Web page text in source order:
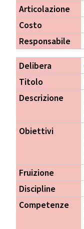
Articolazione
Costo
Responsabile
Delibera
Titolo
Descrizione
Obiettivi
Fruizione
Discipline
Competenze